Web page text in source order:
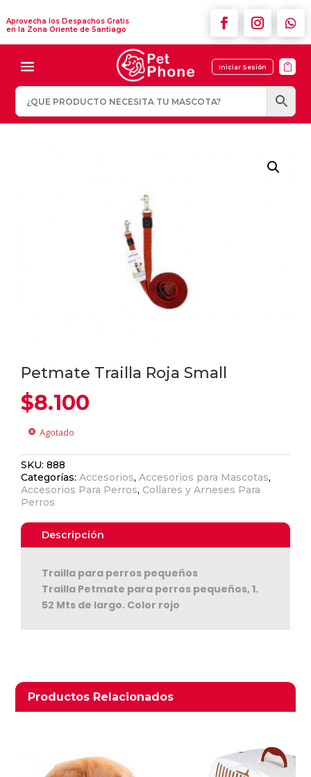
Aprovecha los Despachos Gratis
en la Zona Oriente de Santiago
Iniciar Sesión 
Ver Carrito
Seguir Comprando
Petmate Trailla Roja Small
$8.100
cancel Agotado
SKU:888
Categorías:Accesorios,Accesorios para Mascotas,
Accesorios Para Perros, Collares y Arneses Para
Perros
Descripción
Trailla para perros pequeños
Trailla Petmate para perros pequeños, 1.
52 Mts de largo. Color rojo
Productos Relacionados
Productos relacionados